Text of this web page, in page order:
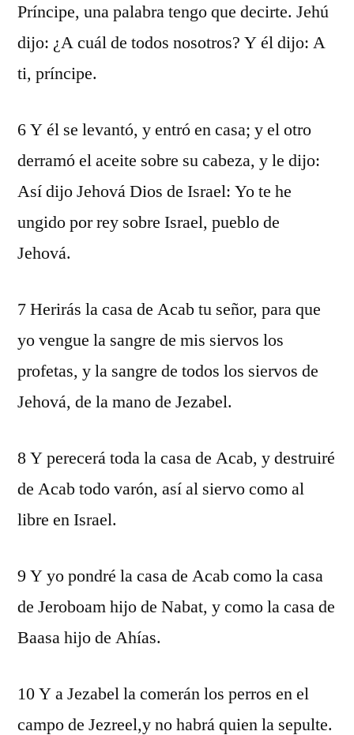
Príncipe, una palabra tengo que decirte. Jehú
dijo: ¿A cuál de todos nosotros? Y él dijo: A
ti, príncipe.
6 Y él se levantó, y entró en casa; y el otro
derramó el aceite sobre su cabeza, y le dijo:
Así dijo Jehová Dios de Israel: Yo te he
ungido por rey sobre Israel, pueblo de
Jehová.
7 Herirás la casa de Acab tu señor, para que
yo vengue la sangre de mis siervos los
profetas, y la sangre de todos los siervos de
Jehová, de la mano de Jezabel.
8 Y perecerá toda la casa de Acab, y destruiré
de Acab todo varón, así al siervo como al
libre en Israel.
9 Y yo pondré la casa de Acab como la casa
de Jeroboam hijo de Nabat, y como la casa de
Baasa hijo de Ahías.
10 Y a Jezabel la comerán los perros en el
campo de Jezreel,y no habrá quien la sepulte.